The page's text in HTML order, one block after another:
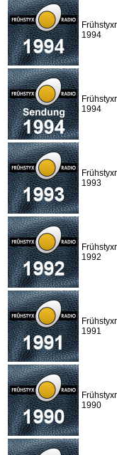
1994
1994
1993
1992
1991
1990